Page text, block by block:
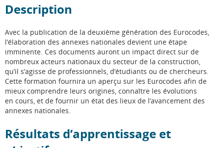
Description
Avec la publication de la deuxième génération des Eurocodes,
l’élaboration des annexes nationales devient une étape
imminente. Ces documents auront un impact direct sur de
nombreux acteurs nationaux du secteur de la construction,
qu’il s’agisse de professionnels, d’étudiants ou de chercheurs.
Cette formation fournira un aperçu sur les Eurocodes afin de
mieux comprendre leurs origines, connaître les évolutions
en cours, et de fournir un état des lieux de l’avancement des
annexes nationales.
Résultats d’apprentissage et